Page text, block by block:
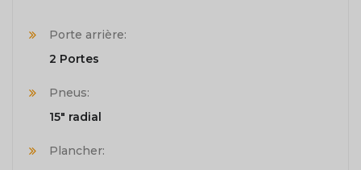
Porte arrière:
2 Portes
Pneus:
15" radial
Plancher: